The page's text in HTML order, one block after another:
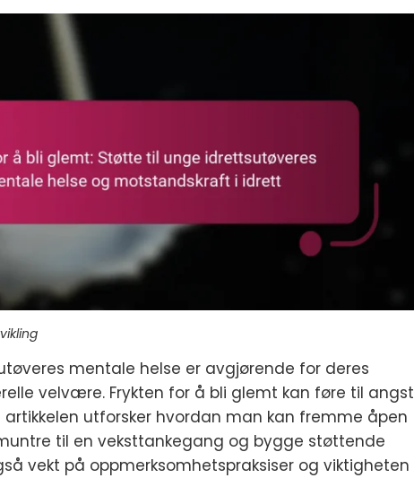
mentale helse er avgjørende for deres
velvære. Frykten for å bli glemt kan føre til angst
utforsker hvordan man kan fremme åpen
til en veksttankegang og bygge støttende
vekt på oppmerksomhetspraksiser og viktigheten